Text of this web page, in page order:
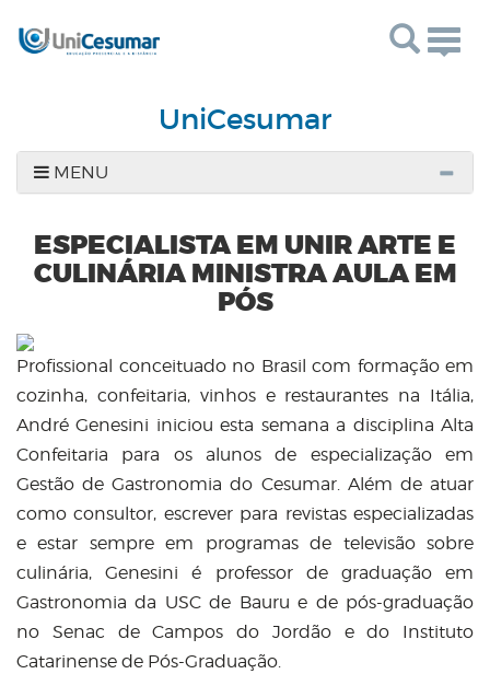
UniCesumar
MENU
ESPECIALISTA EM UNIR ARTE E
CULINÁRIA MINISTRA AULA EM
PÓS
Profissional conceituado no Brasil com formação em
cozinha, confeitaria, vinhos e restaurantes na Itália,
André Genesini iniciou esta semana a disciplina Alta
Confeitaria para os alunos de especialização em
Gestão de Gastronomia do Cesumar. Além de atuar
como consultor, escrever para revistas especializadas
e estar sempre em programas de televisão sobre
culinária, Genesini é professor de graduação em
Gastronomia da USC de Bauru e de pós-graduação
no Senac de Campos do Jordão e do Instituto
Catarinense de Pós-Graduação.